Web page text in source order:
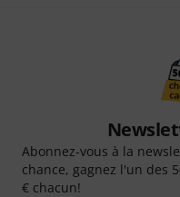
Abonnez-vous à la
chance, gagnez l'un des
€ chacun!